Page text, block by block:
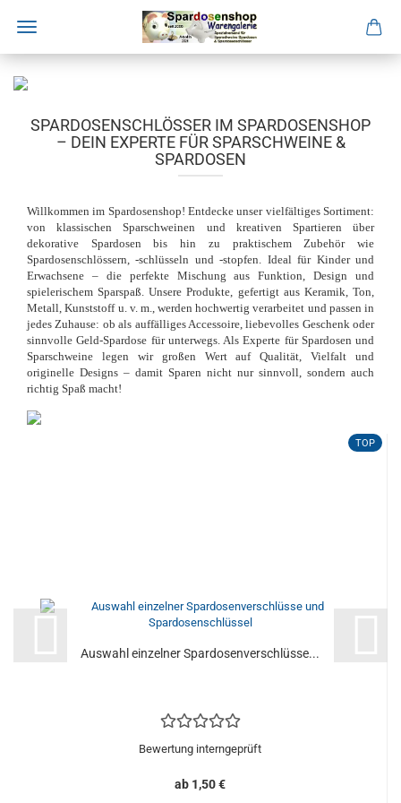
zum
Hauptinhalt
SPARDOSENSCHLÖSSER IM SPARDOSENSHOP
– DEIN EXPERTE FÜR SPARSCHWEINE &
SPARDOSEN
Willkommen im Spardosenshop! Entdecke unser vielfältiges Sortiment:
von klassischen Sparschweinen und kreativen Spartieren über
dekorative Spardosen bis hin zu praktischem Zubehör wie
Spardosenschlössern, -schlüsseln und -stopfen. Ideal für Kinder und
Erwachsene – die perfekte Mischung aus Funktion, Design und
spielerischem Sparspaß. Unsere Produkte, gefertigt aus Keramik, Ton,
Metall, Kunststoff u. v. m., werden hochwertig verarbeitet und passen in
jedes Zuhause: ob als auffälliges Accessoire, liebevolles Geschenk oder
sinnvolle Geld-Spardose für unterwegs. Als Experte für Spardosen und
Sparschweine legen wir großen Wert auf Qualität, Vielfalt und
originelle Designs – damit Sparen nicht nur sinnvoll, sondern auch
richtig Spaß macht!
TOP
Auswahl einzelner Spardosenverschlüsse...
Bewertung interngeprüft
ab 1,50 €